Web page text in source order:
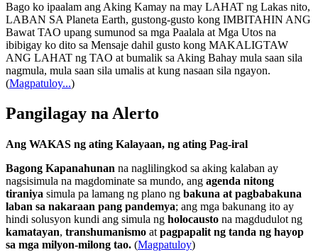
Bago ko ipaalam ang Aking Kamay na may LAHAT ng Lakas nito,
LABAN SA Planeta Earth, gustong-gusto kong IMBITAHIN ANG
Bawat TAO upang sumunod sa mga Paalala at Mga Utos na
ibibigay ko dito sa Mensaje dahil gusto kong MAKALIGTAW
ANG LAHAT ng TAO at bumalik sa Aking Bahay mula saan sila
nagmula, mula saan sila umalis at kung nasaan sila ngayon.
(Magpatuloy...)
Pangilagay na Alerto
Ang WAKAS ng ating Kalayaan, ng ating Pag-iral
Bagong Kapanahunan na naglilingkod sa aking kalaban ay
nagsisimula na magdominate sa mundo, ang agenda nitong
tiraniya simula pa lamang ng plano ng bakuna at pagbabakuna
laban sa nakaraan pang pandemya; ang mga bakunang ito ay
hindi solusyon kundi ang simula ng holocausto na magdudulot ng
kamatayan, transhumanismo at pagpapalit ng tanda ng hayop
sa mga milyon-milong tao. (Magpatuloy)